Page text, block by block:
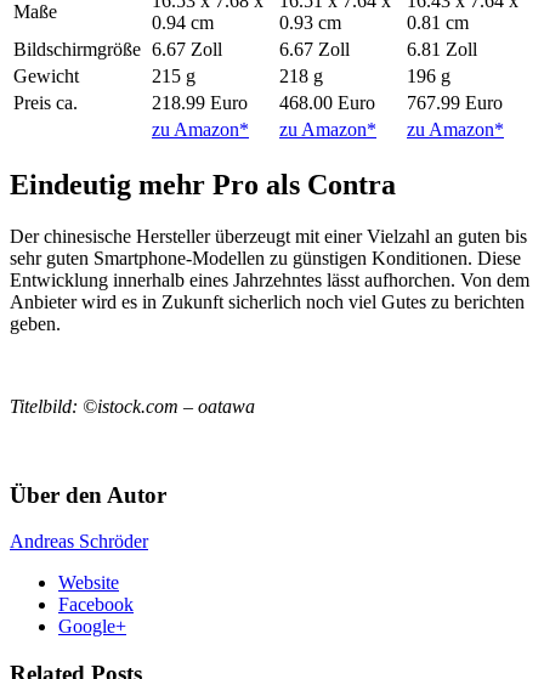
Maße
0.94 cm
0.93 cm
0.81 cm
Bildschirmgröße 6.67 Zoll 6.67 Zoll
6.81 Zoll
Gewicht
215 g 218 g
196 g
Preis ca.
218.99 Euro 468.00 Euro
767.99 Euro
zu Amazon*
zu Amazon* zu Amazon*
Eindeutig mehr Pro als Contra
Der chinesische Hersteller überzeugt mit einer Vielzahl an guten bis
sehr guten Smartphone-Modellen zu günstigen Konditionen. Diese
Entwicklung innerhalb eines Jahrzehntes lässt aufhorchen. Von dem
Anbieter wird es in Zukunft sicherlich noch viel Gutes zu berichten
geben.
Titelbild: ©istock.com – oatawa
Über den Autor
Andreas Schröder
Website
Facebook
Google+
Related Posts